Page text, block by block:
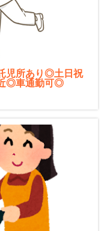
児所あり◎土日祝
◎車通勤可◎